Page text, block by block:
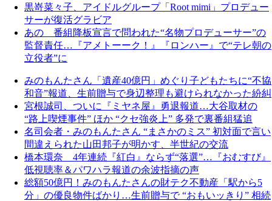
黒嵜菜々子、アイドルグループ「Root mimi」プロデュー
サーが復活グラビア
あの 番組降板宣言で問われた“名物プロデューサー”の
監督責任…『アメトーーク！』『ロンハー』で“テレ朝の
立役者”に
みのもんたさん「遺産40億円」めぐり子どもたちに“不協
和音”報道、生前贈与で身辺整理も避けられなかった紛糾
宮根誠司、ついに『ミヤネ屋』勇退報道…大谷取材の
“路上喫煙事件” ほか “クセ強炎上” 多発で裏番組猛追
名司会者・みのもんたさん “まさかのミス” 初対面で言い
間違えられた山田邦子が明かす、半世紀の交流
橋本環奈 4年連続『紅白』ならず“落選”…『おむすび』
低視聴率＆パワハラ報道の余波指摘の声
総額50億円！みのもんたさんの財テク不動産「駅から5
分」の優良物件ばかり…生前贈与で “おもいッきり” 相続